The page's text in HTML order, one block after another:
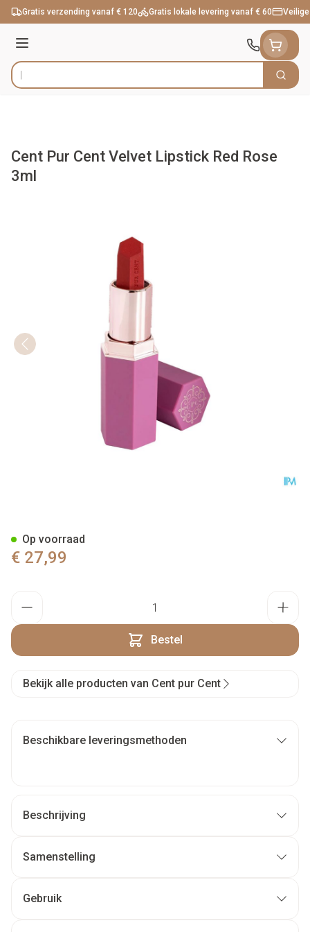
Ga naar de inhoud
Gratis verzending vanaf € 120 Gratis lokale levering vanaf € 60
Menu
Product, merk, categorie... Zoek
Cent Pur Cent Velvet Lipstick Red Rose
3ml
€ 27,99
Bestel
Op voorraad
Bekijk alle producten van Cent pur Cent
Beschikbare leveringsmethoden
Beschrijving
Samenstelling
Gebruik